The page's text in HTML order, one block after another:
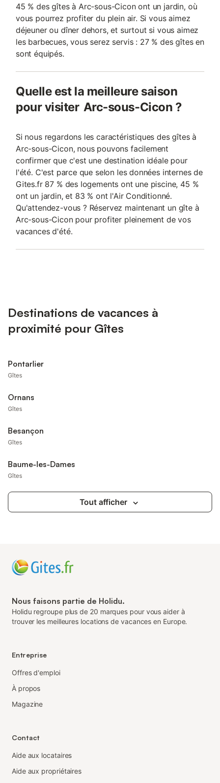
45 % des gîtes à Arc-sous-Cicon ont un jardin, où
vous pourrez profiter du plein air. Si vous aimez
déjeuner ou dîner dehors, et surtout si vous aimez
les barbecues, vous serez servis : 27 % des gîtes en
sont équipés.
Quelle est la meilleure saison
pour visiter Arc-sous-Cicon ?
Si nous regardons les caractéristiques des gîtes à
Arc-sous-Cicon, nous pouvons facilement
confirmer que c'est une destination idéale pour
l'été. C'est parce que selon les données internes de
Gites.fr 87 % des logements ont une piscine, 45 %
ont un jardin, et 83 % ont l'Air Conditionné.
Qu'attendez-vous ? Réservez maintenant un gîte à
Arc-sous-Cicon pour profiter pleinement de vos
vacances d'été.
Destinations de vacances à
proximité pour Gîtes
Pontarlier
Gîtes
Ornans
Gîtes
Besançon
Gîtes
Baume-les-Dames
Gîtes
Tout afficher
Nous faisons partie de Holidu.
Holidu regroupe plus de 20 marques pour vous aider à
trouver les meilleures locations de vacances en Europe.
Entreprise
Offres d'emploi
À propos
Magazine
Contact
Aide aux locataires
Aide aux propriétaires